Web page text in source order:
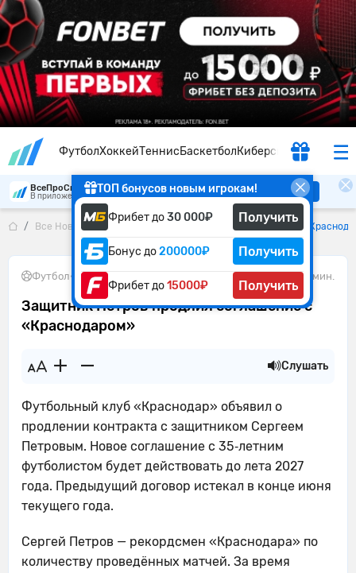
ФутболХоккейТеннисБаскетболКиберспорт
ТОП бонусов новым игрокам!
Фрибет до30 000₽ Получить
Бонус до200000₽ Получить
Фрибет до15000₽ Получить
ВсеПроСпорт
В приложении удобнее Скачать
Все Новости Защитник Петров продлил соглашение с
Футбол• 30.05.2026 1 мин.
Защитник Петров продлил соглашение с
«Краснодаром»
Слушать
Футбольный клуб «Краснодар» объявил о
продлении контракта с защитником Сергеем
Петровым. Новое соглашение с 35‑летним
футболистом будет действовать до лета 2027
года. Предыдущий договор истекал в конце июня
текущего года.
Сергей Петров — рекордсмен «Краснодара» по
количеству проведённых матчей. За время